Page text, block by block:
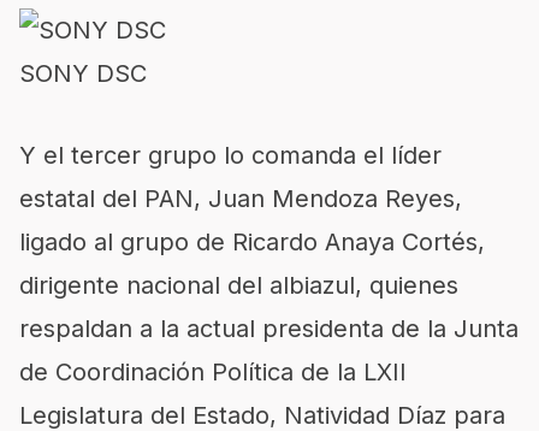
SONY DSC
Y el tercer grupo lo comanda el líder
estatal del PAN, Juan Mendoza Reyes,
ligado al grupo de Ricardo Anaya Cortés,
dirigente nacional del albiazul, quienes
respaldan a la actual presidenta de la Junta
de Coordinación Política de la LXII
Legislatura del Estado, Natividad Díaz para